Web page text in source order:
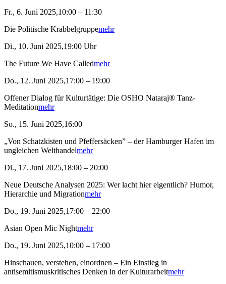
Fr., 6. Juni 2025,10:00 – 11:30
Die Politische Krabbelgruppemehr
Di., 10. Juni 2025,19:00 Uhr
The Future We Have Calledmehr
Do., 12. Juni 2025,17:00 – 19:00
Offener Dialog für Kulturtätige: Die OSHO Nataraj® Tanz-
Meditationmehr
So., 15. Juni 2025,16:00
„Von Schatzkisten und Pfeffersäcken” – der Hamburger Hafen im
ungleichen Welthandelmehr
Di., 17. Juni 2025,18:00 – 20:00
Neue Deutsche Analysen 2025: Wer lacht hier eigentlich? Humor,
Hierarchie und Migrationmehr
Do., 19. Juni 2025,17:00 – 22:00
Asian Open Mic Nightmehr
Do., 19. Juni 2025,10:00 – 17:00
Hinschauen, verstehen, einordnen – Ein Einstieg in
antisemitismuskritisches Denken in der Kulturarbeitmehr